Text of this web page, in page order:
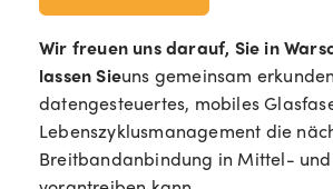
Wir freuen uns darauf, Sie in
lassen Sieuns gemeinsam
datengesteuertes, mobiles
Lebenszyklusmanagement die
Breitbandanbindung in Mittel-